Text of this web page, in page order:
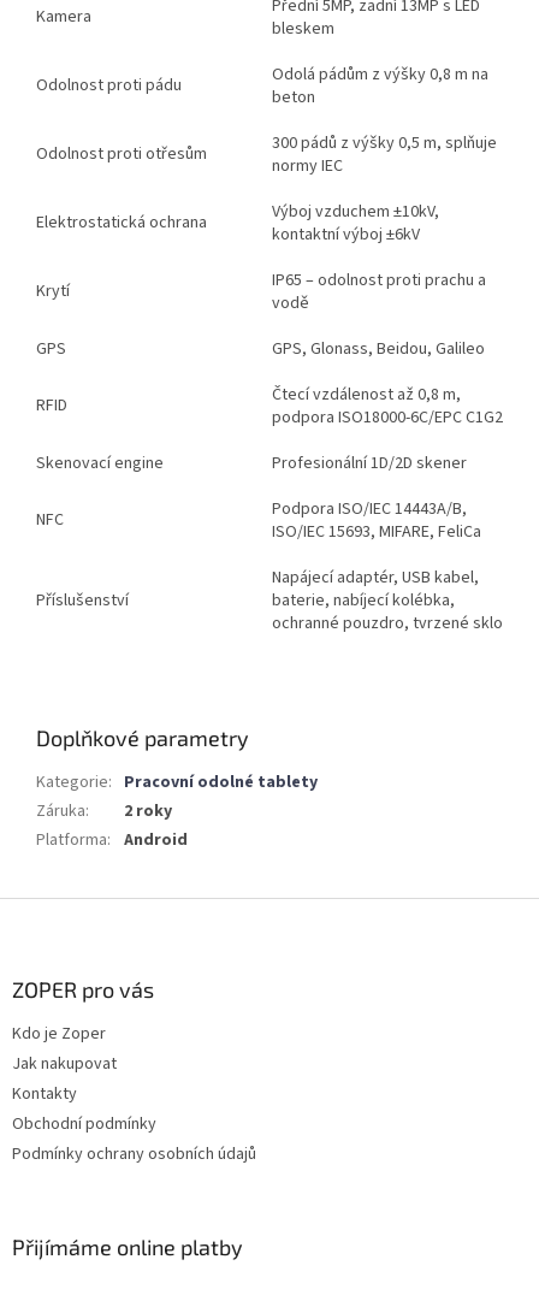
Kamera
Přední 5MP, zadní 13MP s LED
bleskem
Odolnost proti pádu
Odolá pádům z výšky 0,8 m na
beton
Odolnost proti otřesům
300 pádů z výšky 0,5 m, splňuje
normy IEC
Elektrostatická ochrana
Výboj vzduchem ±10kV,
kontaktní výboj ±6kV
Krytí
IP65 – odolnost proti prachu a
vodě
GPS
GPS, Glonass, Beidou, Galileo
RFID
Čtecí vzdálenost až 0,8 m,
podpora ISO18000-6C/EPC C1G2
Skenovací engine
Profesionální 1D/2D skener
NFC
Podpora ISO/IEC 14443A/B,
ISO/IEC 15693, MIFARE, FeliCa
Příslušenství
Napájecí adaptér, USB kabel,
baterie, nabíjecí kolébka,
ochranné pouzdro, tvrzené sklo
Doplňkové parametry
Kategorie: Pracovní odolné tablety
Záruka:
2 roky
Platforma: Android
ZOPER pro vás
Kdo je Zoper
Jak nakupovat
Kontakty
Obchodní podmínky
Podmínky ochrany osobních údajů
Přijímáme online platby